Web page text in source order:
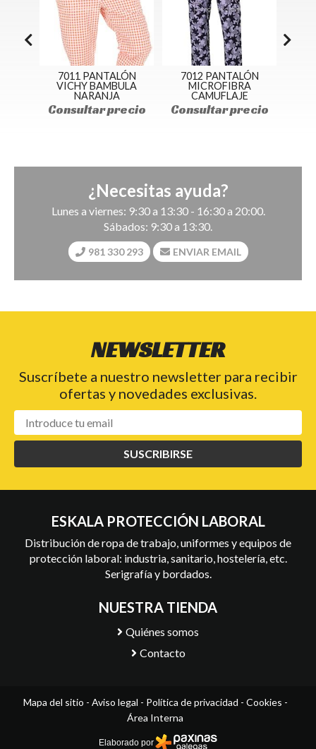
7011 PANTALÓN
VICHY BAMBULA
NARANJA
Consultar precio
7012 PANTALÓN
MICROFIBRA
CAMUFLAJE
Consultar precio
¿Necesitas ayuda?
Lunes a viernes: 9:30 a 13:30 - 16:30 a 20:00.
Sábados: 9:30 a 13:30.
981 330 293 ENVIAR EMAIL
NEWSLETTER
Suscríbete a nuestro newsletter para recibir
ofertas y novedades exclusivas.
SUSCRIBIRSE
ESKALA PROTECCIÓN LABORAL
Distribución de ropa de trabajo, uniformes y equipos de
protección laboral: industria, sanitario, hostelería, etc.
Serigrafía y bordados.
NUESTRA TIENDA
Quiénes somos
Contacto
Mapa del sitio - Aviso legal - Política de privacidad - Cookies -
Área Interna
Elaborado por